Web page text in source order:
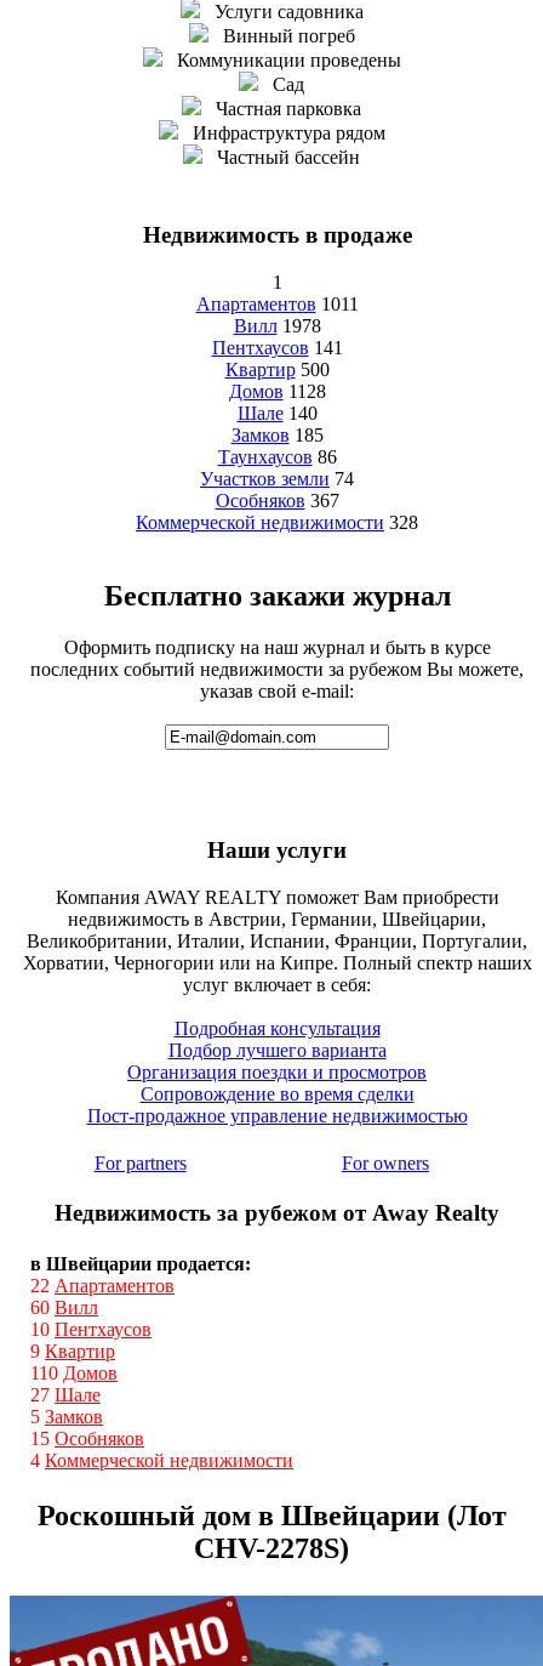
Услуги садовника
Винный погреб
Коммуникации проведены
Сад
Частная парковка
Инфраструктура рядом
Частный бассейн
Недвижимость в продаже
1
Апартаментов 1011
Вилл 1978
Пентхаусов 141
Квартир 500
Домов 1128
Шале 140
Замков 185
Таунхаусов 86
Участков земли 74
Особняков 367
Коммерческой недвижимости 328
Бесплатно закажи журнал
Оформить подписку на наш журнал и быть в курсе
последних событий недвижимости за рубежом Вы можете,
указав свой e-mail:
Наши услуги
Компания AWAY REALTY поможет Вам приобрести
недвижимость в Австрии, Германии, Швейцарии,
Великобритании, Италии, Испании, Франции, Португалии,
Хорватии, Черногории или на Кипре. Полный спектр наших
услуг включает в себя:
Подробная консультация
Подбор лучшего варианта
Организация поездки и просмотров
Сопровождение во время сделки
Пост-продажное управление недвижимостью
For partners For owners
Недвижимость за рубежом от Away Realty
в Швейцарии продается:
22 Апартаментов
60 Вилл
10 Пентхаусов
9 Квартир
110 Домов
27 Шале
5 Замков
15 Особняков
4 Коммерческой недвижимости
Роскошный дом в Швейцарии (Лот
CHV-2278S)